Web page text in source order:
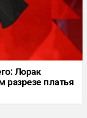
Лорак
разрезе платья